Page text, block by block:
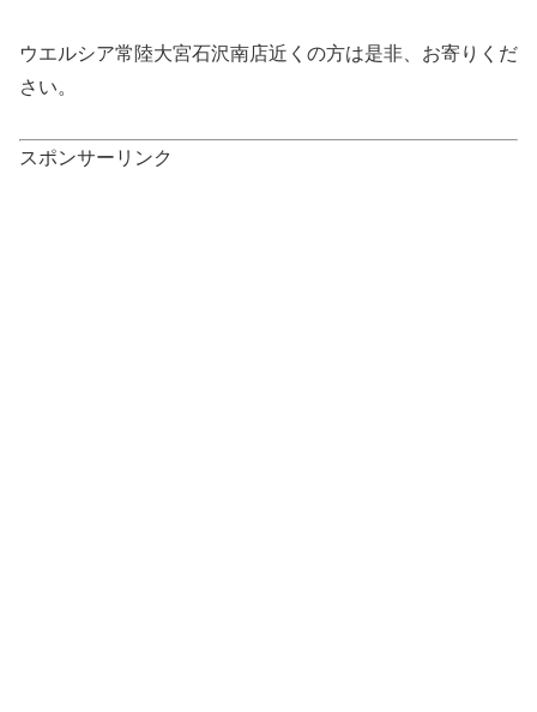
ウエルシア常陸大宮石沢南店近くの方は是非、お寄りくだ
さい。
スポンサーリンク